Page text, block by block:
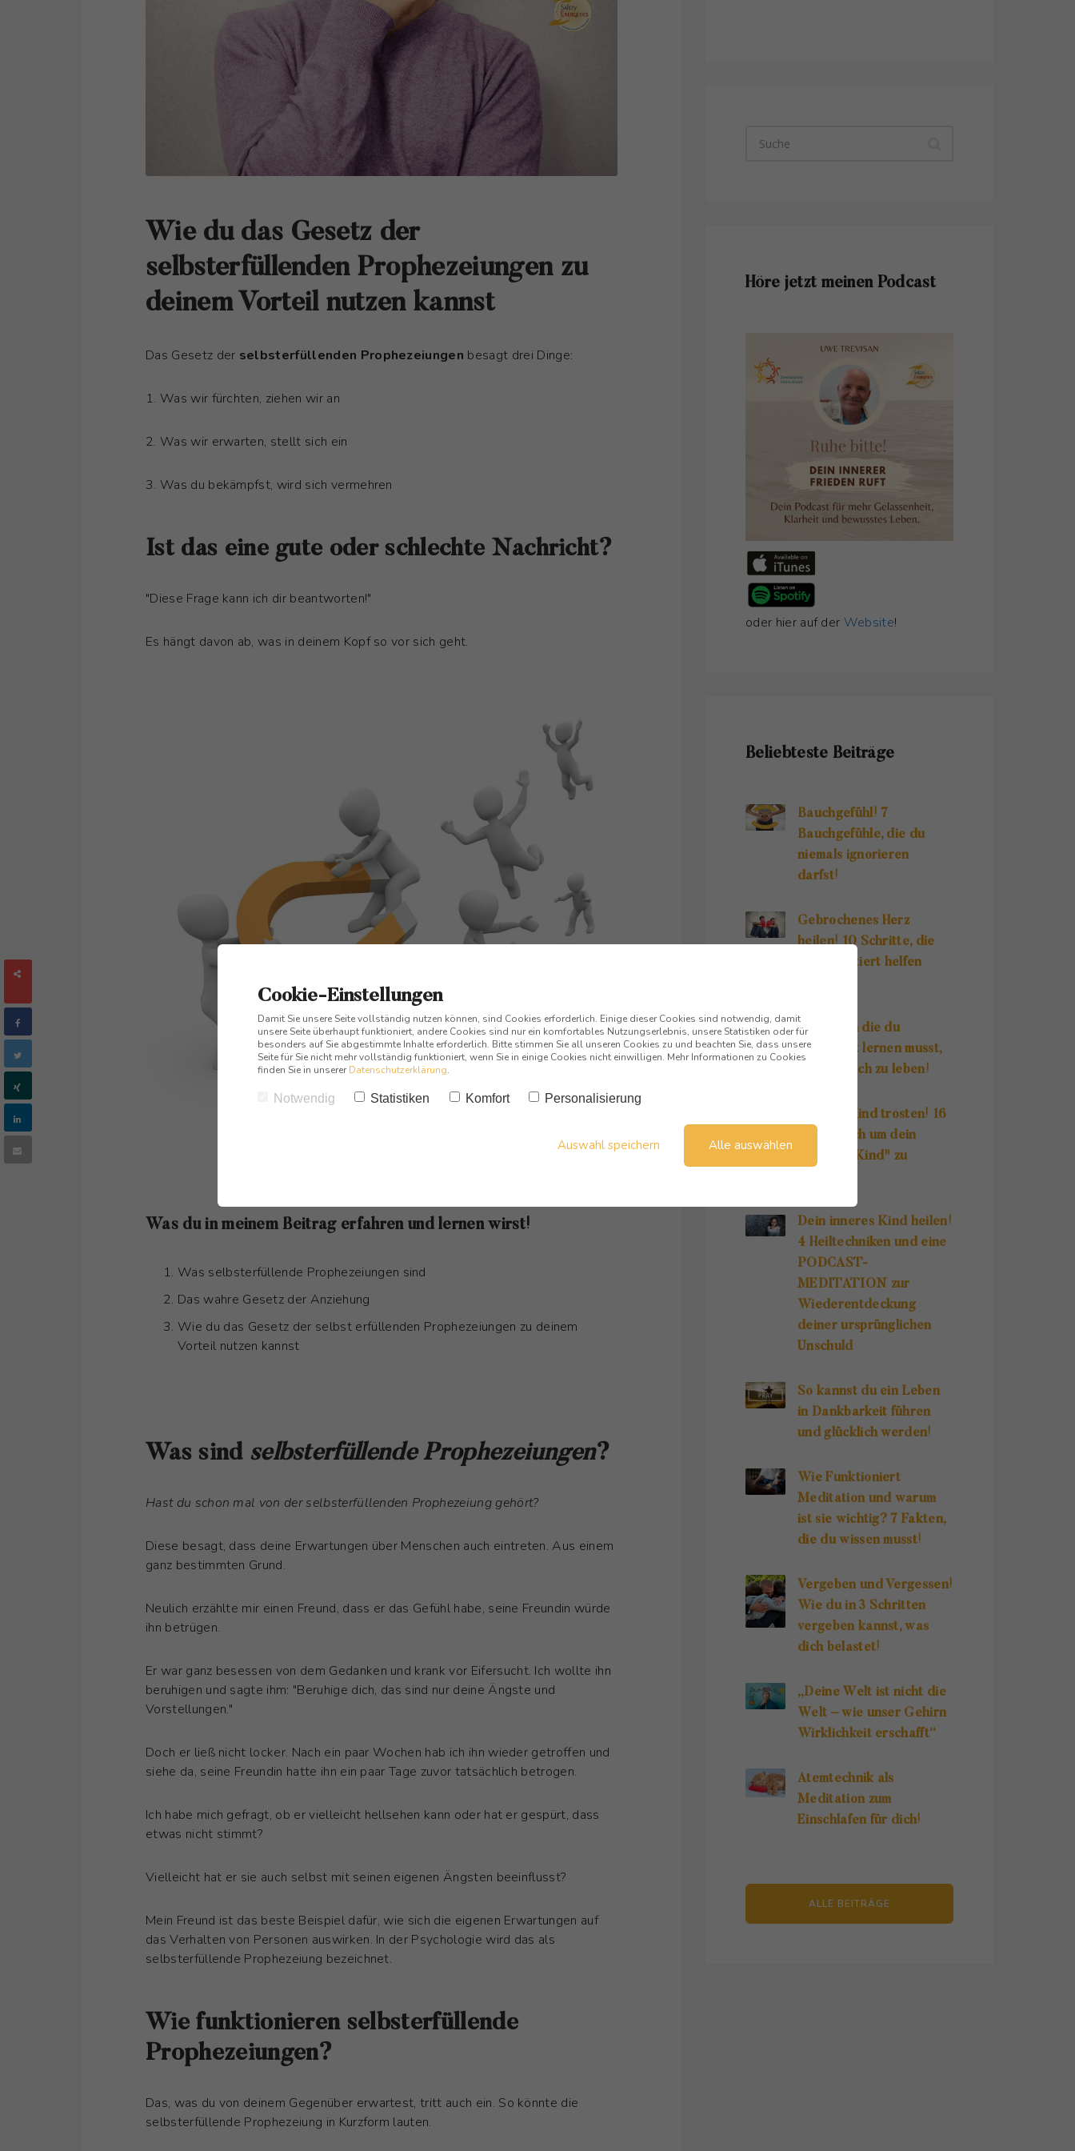
Wie du das Gesetz der
selbsterfüllenden Prophezeiungen zu
deinem Vorteil nutzen kannst
Das Gesetz der selbsterfüllenden Prophezeiungen besagt drei Dinge:
1. Was wir fürchten, ziehen wir an
2. Was wir erwarten, stellt sich ein
3. Was du bekämpfst, wird sich vermehren
Ist das eine gute oder schlechte Nachricht?
"Diese Frage kann ich dir beantworten!"
Es hängt davon ab, was in deinem Kopf so vor sich geht.
Was du in meinem Beitrag erfahren und lernen wirst!
Was selbsterfüllende Prophezeiungen sind
Das wahre Gesetz der Anziehung
Wie du das Gesetz der selbst erfüllenden Prophezeiungen zu deinem
Vorteil nutzen kannst
Was sind selbsterfüllende Prophezeiungen?
Hast du schon mal von der selbsterfüllenden Prophezeiung gehört?
Diese besagt, dass deine Erwartungen über Menschen auch eintreten. Aus einem
ganz bestimmten Grund.
Neulich erzählte mir einen Freund, dass er das Gefühl habe, seine Freundin würde
ihn betrügen.
Er war ganz besessen von dem Gedanken und krank vor Eifersucht. Ich wollte ihn
beruhigen und sagte ihm: "Beruhige dich, das sind nur deine Ängste und
Vorstellungen."
Doch er ließ nicht locker. Nach ein paar Wochen hab ich ihn wieder getroffen und
siehe da, seine Freundin hatte ihn ein paar Tage zuvor tatsächlich betrogen.
Ich habe mich gefragt, ob er vielleicht hellsehen kann oder hat er gespürt, dass
etwas nicht stimmt?
Vielleicht hat er sie auch selbst mit seinen eigenen Ängsten beeinflusst?
Mein Freund ist das beste Beispiel dafür, wie sich die eigenen Erwartungen auf
das Verhalten von Personen auswirken. In der Psychologie wird das als
selbsterfüllende Prophezeiung bezeichnet.
Wie funktionieren selbsterfüllende
Prophezeiungen?
Das, was du von deinem Gegenüber erwartest, tritt auch ein. So könnte die
selbsterfüllende Prophezeiung in Kurzform lauten.
Höre jetzt meinen Podcast
oder hier auf der Website!
Beliebteste Beiträge
Bauchgefühl! 7
Bauchgefühle, die du
niemals ignorieren
darfst!
Gebrochenes Herz
heilen! 10 Schritte, die
dir garantiert helfen
10 Regeln die du
unbedingt lernen musst,
um glücklich zu leben!
Inneres Kind trösten! 16
Wege, dich um dein
"Inneres Kind" zu
Dein inneres Kind heilen!
4 Heiltechniken und eine
PODCAST-
MEDITATION zur
Wiederentdeckung
deiner ursprünglichen
Unschuld
So kannst du ein Leben
in Dankbarkeit führen
und glücklich werden!
Wie Funktioniert
Meditation und warum
ist sie wichtig? 7 Fakten,
die du wissen musst!
Vergeben und Vergessen!
Wie du in 3 Schritten
vergeben kannst, was
dich belastet!
„Deine Welt ist nicht die
Welt – wie unser Gehirn
Wirklichkeit erschafft“
Atemtechnik als
Meditation zum
Einschlafen für dich!
ALLE BEITRÄGE
Cookie-Einstellungen
Damit Sie unsere Seite vollständig nutzen können, sind Cookies erforderlich. Einige dieser Cookies sind notwendig, damit
unsere Seite überhaupt funktioniert, andere Cookies sind nur ein komfortables Nutzungserlebnis, unsere Statistiken oder für
besonders auf Sie abgestimmte Inhalte erforderlich. Bitte stimmen Sie all unseren Cookies zu und beachten Sie, dass unsere
Seite für Sie nicht mehr vollständig funktioniert, wenn Sie in einige Cookies nicht einwilligen. Mehr Informationen zu Cookies
finden Sie in unsererDatenschutzerklärung.
Notwendig Statistiken Komfort Personalisierung
Auswahl speichern Alle auswählen